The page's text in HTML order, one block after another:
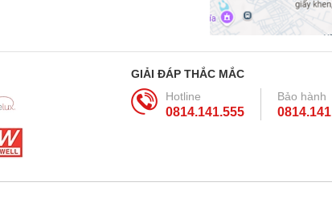
GIẢI ĐÁP THẮC MẮC
Hotline
0814.141.555
Bảo hành